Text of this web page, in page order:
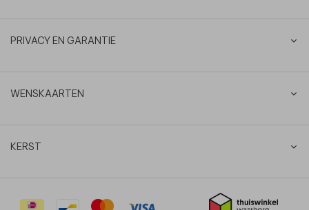
PRIVACY EN GARANTIE
WENSKAARTEN
KERST